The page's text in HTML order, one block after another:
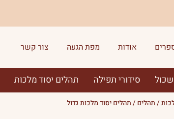
אודות מפת הגעה צור קשר
סידורי תפילה תהלים יסוד מלכות
/תהלים / תהלים יסוד מלכות גדול